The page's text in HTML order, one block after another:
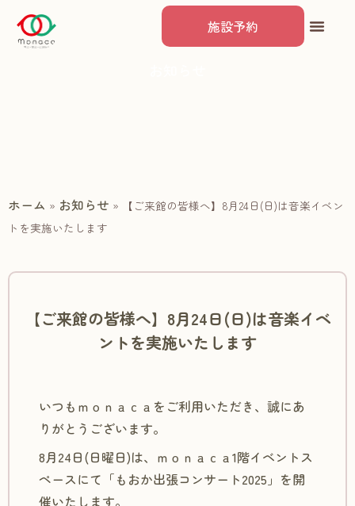
施設予約
ホーム » お知らせ »
【ご来館の皆様へ】8月24日(日)は音楽イベン
トを実施いたします
【ご来館の皆様へ】8月24日(日)は音楽イベ
ントを実施いたします
いつもｍｏｎａｃａをご利用いただき、誠にあ
りがとうございます。
8月24日(日曜日)は、ｍｏｎａｃａ1階イベントス
ペースにて「もおか出張コンサート2025」を開
催いたします。